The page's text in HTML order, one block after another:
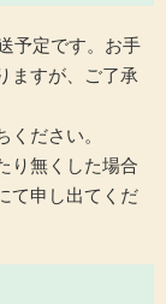
予定です。お手
ますが、ご了承
ださい。
り無くした場合
て申し出てくだ